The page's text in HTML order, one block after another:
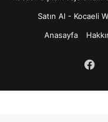
Satın Al - Kocaeli
Anasayfa